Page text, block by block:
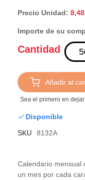
Precio Unidad:
Importe de su
Cantidad
Añadir al
Sea el primero en
Disponible
SKU
8132A
Calendario mensual
un mes por cada